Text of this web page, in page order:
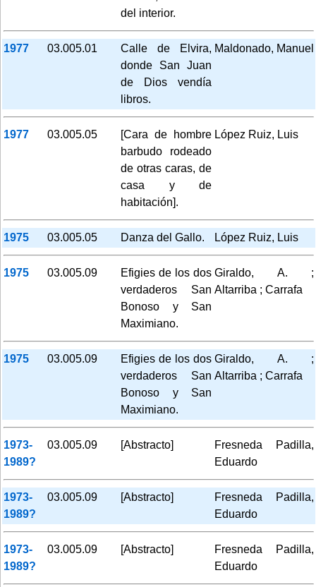
del interior.
1977 03.005.01
Calle de Elvira,
donde San Juan
de Dios vendía
libros.
Maldonado, Manuel
1977 03.005.05
[Cara de hombre
barbudo rodeado
de otras caras, de
casa y de
habitación].
López Ruiz, Luis
1975 03.005.05 Danza del Gallo. López Ruiz, Luis
1975 03.005.09
Efigies de los dos
verdaderos San
Bonoso y San
Maximiano.
Giraldo, A. ;
Altarriba ; Carrafa
1975 03.005.09
Efigies de los dos
verdaderos San
Bonoso y San
Maximiano.
Giraldo, A. ;
Altarriba ; Carrafa
1973-
1989?
03.005.09 [Abstracto]
Fresneda Padilla,
Eduardo
1973-
1989?
03.005.09 [Abstracto]
Fresneda Padilla,
Eduardo
1973-
1989?
03.005.09 [Abstracto]
Fresneda Padilla,
Eduardo